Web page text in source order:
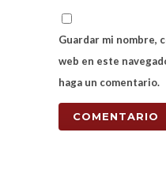
Guardar mi nombre,
web en este
haga un comentario.